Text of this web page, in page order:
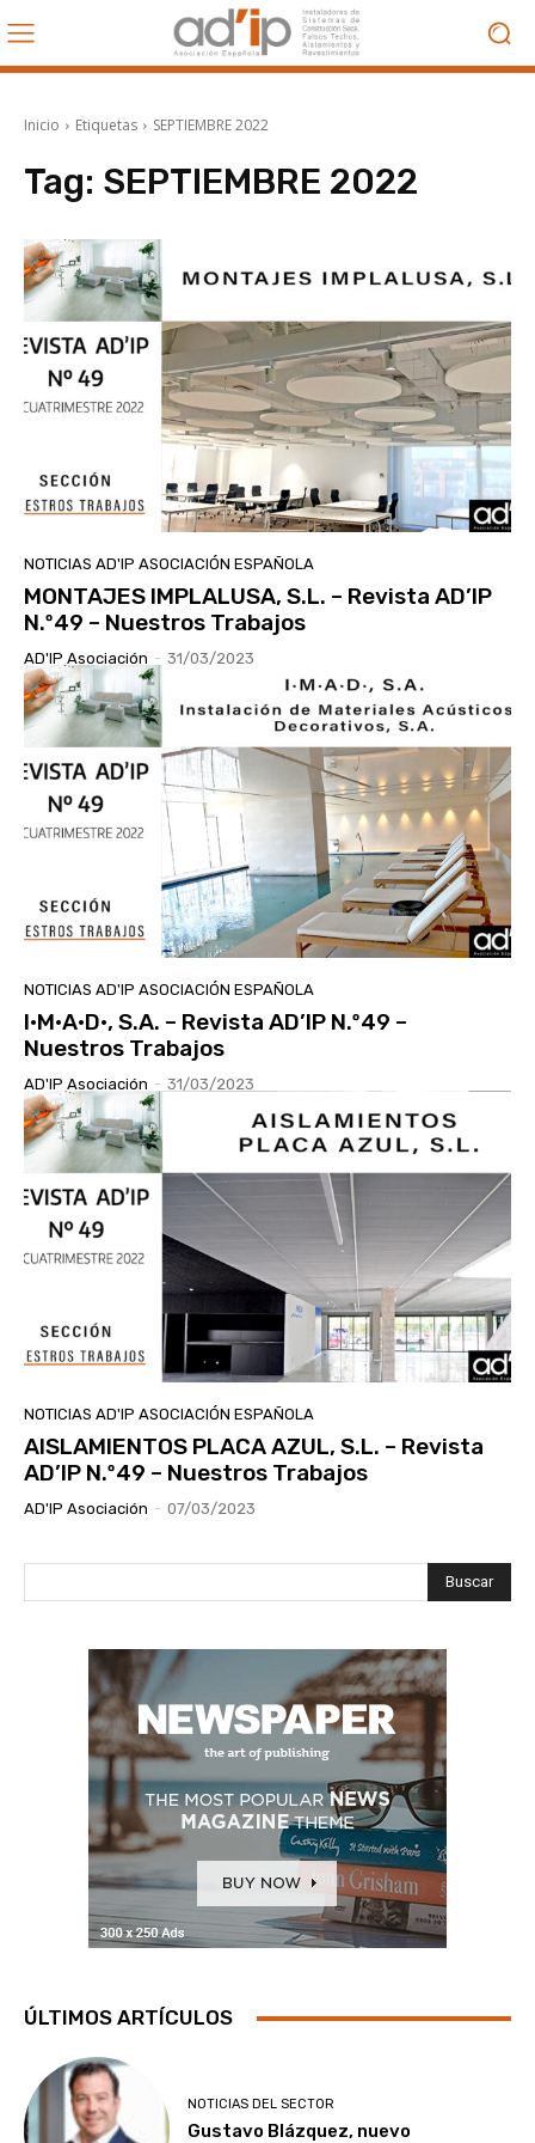
Inicio Etiquetas SEPTIEMBRE 2022
Tag: SEPTIEMBRE 2022
NOTICIAS AD'IP ASOCIACIÓN ESPAÑOLA
MONTAJES IMPLALUSA, S.L. – Revista AD’IP
N.º49 – Nuestros Trabajos
AD'IP Asociación - 31/03/2023
NOTICIAS AD'IP ASOCIACIÓN ESPAÑOLA
I·M·A·D·, S.A. – Revista AD’IP N.º49 –
Nuestros Trabajos
AD'IP Asociación - 31/03/2023
NOTICIAS AD'IP ASOCIACIÓN ESPAÑOLA
AISLAMIENTOS PLACA AZUL, S.L. – Revista
AD’IP N.º49 – Nuestros Trabajos
AD'IP Asociación - 07/03/2023
Buscar
ÚLTIMOS ARTÍCULOS
NOTICIAS DEL SECTOR
Gustavo Blázquez, nuevo